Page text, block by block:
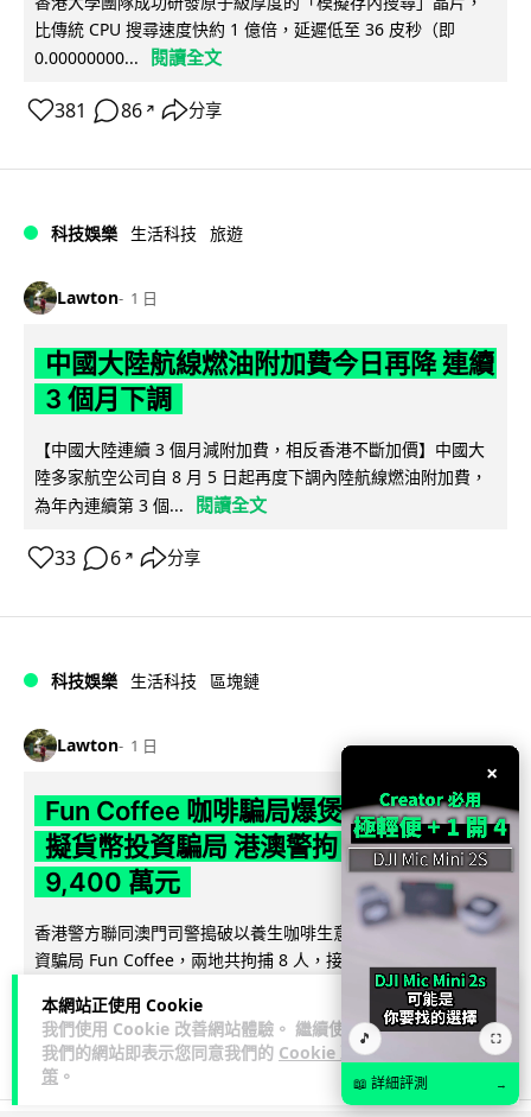
本網站正使用 Cookie
我們使用 Cookie 改善網站體驗。 繼續使用
我們的網站即表示您同意我們的 Cookie 政
策 。
比傳統 CPU 搜尋速度快約 1 億倍，延遲低至 36 皮秒（即
0.00000000...
閱讀全文
381 86 ↗ 分享
科技娛樂 生活科技 旅遊
Lawton 1 日
中國大陸航線燃油附加費今日再降 連續
3 個月下調
【中國大陸連續 3 個月減附加費，相反香港不斷加價】中國大
陸多家航空公司自 8 月 5 日起再度下調內陸航線燃油附加費，
為年內連續第 3 個...
閱讀全文
33 6 ↗ 分享
科技娛樂 生活科技 區塊鏈
Lawton 1 日
Fun Coffee 咖啡騙局爆煲 咖啡包裝虛
擬貨幣投資騙局 港澳警拘 8 人涉款
9,400 萬元
香港警方聯同澳門司警搗破以養生咖啡生意包裝的虛擬貨幣投
資騙局 Fun Coffee，兩地共拘捕 8 人，接獲逾 200 宗舉報，涉
119 10 ↗ 分享
×
🎵 ⛶
📖 詳細評測 →